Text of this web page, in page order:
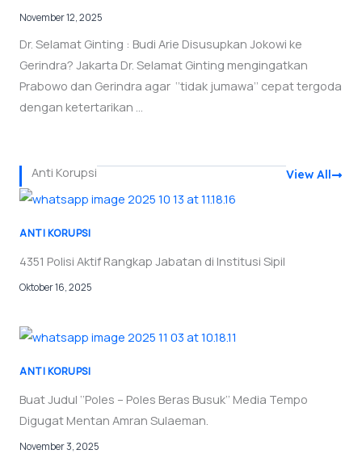
November 12, 2025
Dr. Selamat Ginting : Budi Arie Disusupkan Jokowi ke
Gerindra? Jakarta Dr. Selamat Ginting mengingatkan
Prabowo dan Gerindra agar ‘’tidak jumawa’’ cepat tergoda
dengan ketertarikan ...
Anti Korupsi View All
ANTI KORUPSI
4351 Polisi Aktif Rangkap Jabatan di Institusi Sipil
Oktober 16, 2025
ANTI KORUPSI
Buat Judul ‘’Poles – Poles Beras Busuk’’ Media Tempo
Digugat Mentan Amran Sulaeman.
November 3, 2025